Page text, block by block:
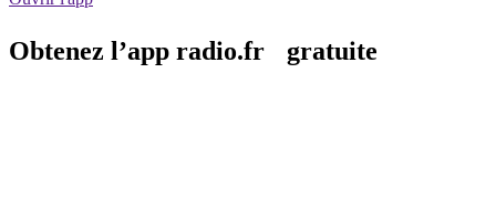
Obtenez l’app radio.fr gratuite